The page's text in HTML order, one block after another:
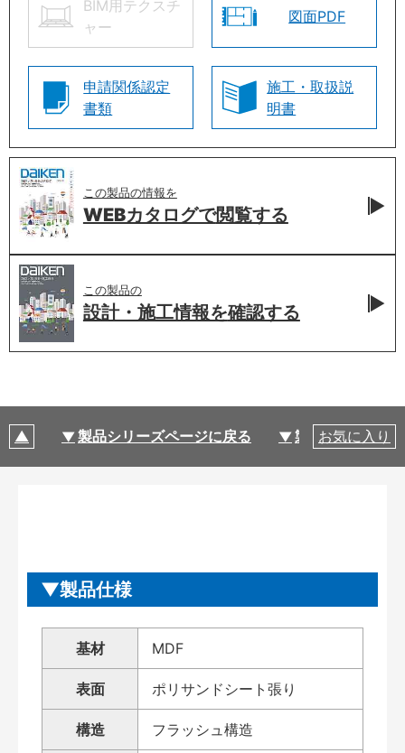
BIM用テクスチ
ャー
図面PDF
申請関係認定
書類
施工・取扱説
明書
この製品の情報を
WEBカタログで閲覧する
この製品の
設計・施工情報を確認する
製品シリーズページに戻る 製品仕様
お気に入り
製品仕様
基材 MDF
表面 ポリサンドシート張り
構造 フラッシュ構造